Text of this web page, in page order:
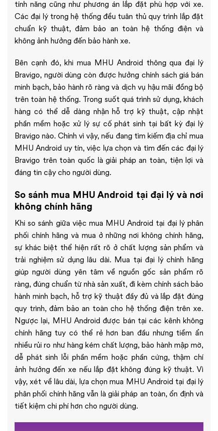
tính năng cũng như phương án lắp đặt phù hợp với xe.
Các đại lý trong hệ thống đều tuân thủ quy trình lắp đặt
chuẩn kỹ thuật, đảm bảo an toàn hệ thống điện và
không ảnh hưởng đến bảo hành xe.
Bên cạnh đó, khi mua MHU Android thông qua đại lý
Bravigo, người dùng còn được hưởng chính sách giá bán
minh bạch, bảo hành rõ ràng và dịch vụ hậu mãi đồng bộ
trên toàn hệ thống. Trong suốt quá trình sử dụng, khách
hàng có thể dễ dàng nhận hỗ trợ kỹ thuật, cập nhật
phần mềm hoặc xử lý sự cố phát sinh tại bất kỳ đại lý
Bravigo nào. Chính vì vậy, nếu đang tìm kiếm địa chỉ mua
MHU Android uy tín, việc lựa chọn và tìm đến các đại lý
Bravigo trên toàn quốc là giải pháp an toàn, tiện lợi và
đáng tin cậy cho người dùng.
So sánh mua MHU Android tại đại lý và nơi
không chính hãng
Khi so sánh giữa việc mua MHU Android tại đại lý phân
phối chính hãng và mua ở những nơi không chính hãng,
sự khác biệt thể hiện rất rõ ở chất lượng sản phẩm và
trải nghiệm sử dụng lâu dài. Mua tại đại lý chính hãng
giúp người dùng yên tâm về nguồn gốc sản phẩm rõ
ràng, đúng chuẩn từ nhà sản xuất, đi kèm chính sách bảo
hành minh bạch, hỗ trợ kỹ thuật đầy đủ và lắp đặt đúng
quy trình, đảm bảo an toàn cho hệ thống điện trên xe.
Ngược lại, MHU Android được bán tại các kênh không
chính hãng tuy có thể rẻ hơn ban đầu nhưng tiềm ẩn
nhiều rủi ro như hàng kém chất lượng, bảo hành mập mờ,
dễ phát sinh lỗi phần mềm hoặc phần cứng, thậm chí
ảnh hưởng đến xe nếu lắp đặt không đúng kỹ thuật. Vì
vậy, xét về lâu dài, lựa chọn mua MHU Android tại đại lý
phân phối chính hãng vẫn là giải pháp an toàn, ổn định và
tiết kiệm chi phí hơn cho người dùng.